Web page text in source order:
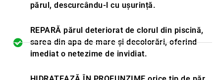
părul, descurcându-l cu ușurință.
REPARĂ părul deteriorat de clorul din piscină,
sarea din apa de mare și decolorări, oferind
imediat o netezime de invidiat.